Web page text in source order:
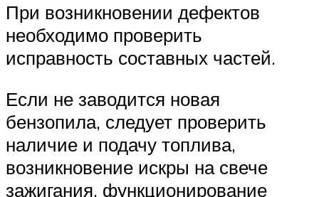
При возникновении дефектов
необходимо проверить
исправность составных частей.
Если не заводится новая
бензопила, следует проверить
наличие и подачу топлива,
возникновение искры на свече
зажигания, функционирование